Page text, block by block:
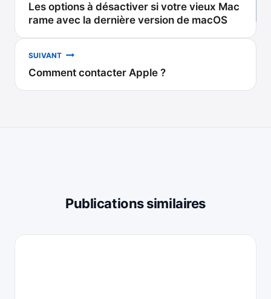
de
l’article
Les options à désactiver si votre vieux Mac
rame avec la dernière version de macOS
SUIVANT
Comment contacter Apple ?
Publications similaires